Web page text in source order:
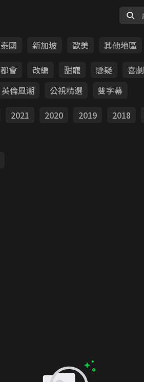
泰國 新加坡 歐美
其他地區
都會 改編 甜寵 懸疑 喜劇
英倫風潮 公視精選
雙字幕
2021 2020 2019 2018